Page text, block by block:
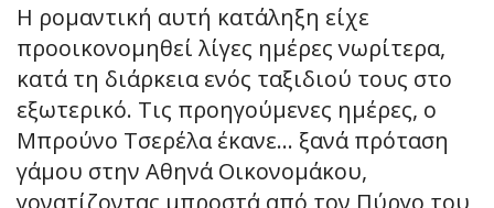
Η ρομαντική αυτή κατάληξη είχε
προοικονομηθεί λίγες ημέρες νωρίτερα,
κατά τη διάρκεια ενός ταξιδιού τους στο
εξωτερικό. Τις προηγούμενες ημέρες, ο
Μπρούνο Τσερέλα έκανε… ξανά πρόταση
γάμου στην Αθηνά Οικονομάκου,
γονατίζοντας μπροστά από τον Πύργο του